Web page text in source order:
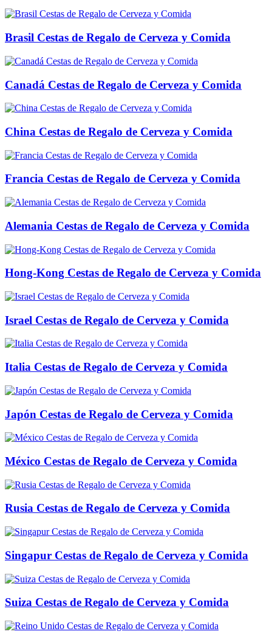
Brasil Cestas de Regalo de Cerveza y Comida
Canadá Cestas de Regalo de Cerveza y Comida
China Cestas de Regalo de Cerveza y Comida
Francia Cestas de Regalo de Cerveza y Comida
Alemania Cestas de Regalo de Cerveza y Comida
Hong-Kong Cestas de Regalo de Cerveza y Comida
Israel Cestas de Regalo de Cerveza y Comida
Italia Cestas de Regalo de Cerveza y Comida
Japón Cestas de Regalo de Cerveza y Comida
México Cestas de Regalo de Cerveza y Comida
Rusia Cestas de Regalo de Cerveza y Comida
Singapur Cestas de Regalo de Cerveza y Comida
Suiza Cestas de Regalo de Cerveza y Comida